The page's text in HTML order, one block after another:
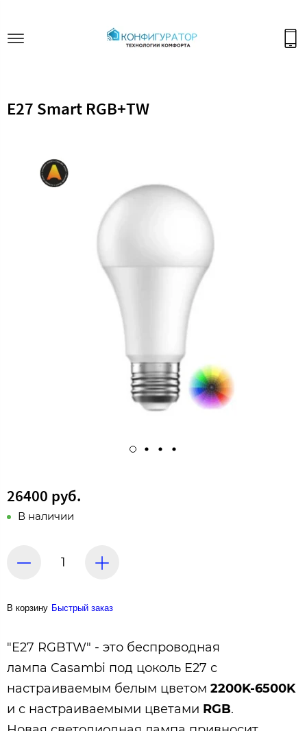
E27 Smart RGB+TW
26400 руб.
В наличии
В корзину Быстрый заказ
"E27 RGBTW" - это беспроводная
лампа Casambi под цоколь E27 с
настраиваемым белым цветом 2200K-6500K
и с настраиваемыми цветами RGB.